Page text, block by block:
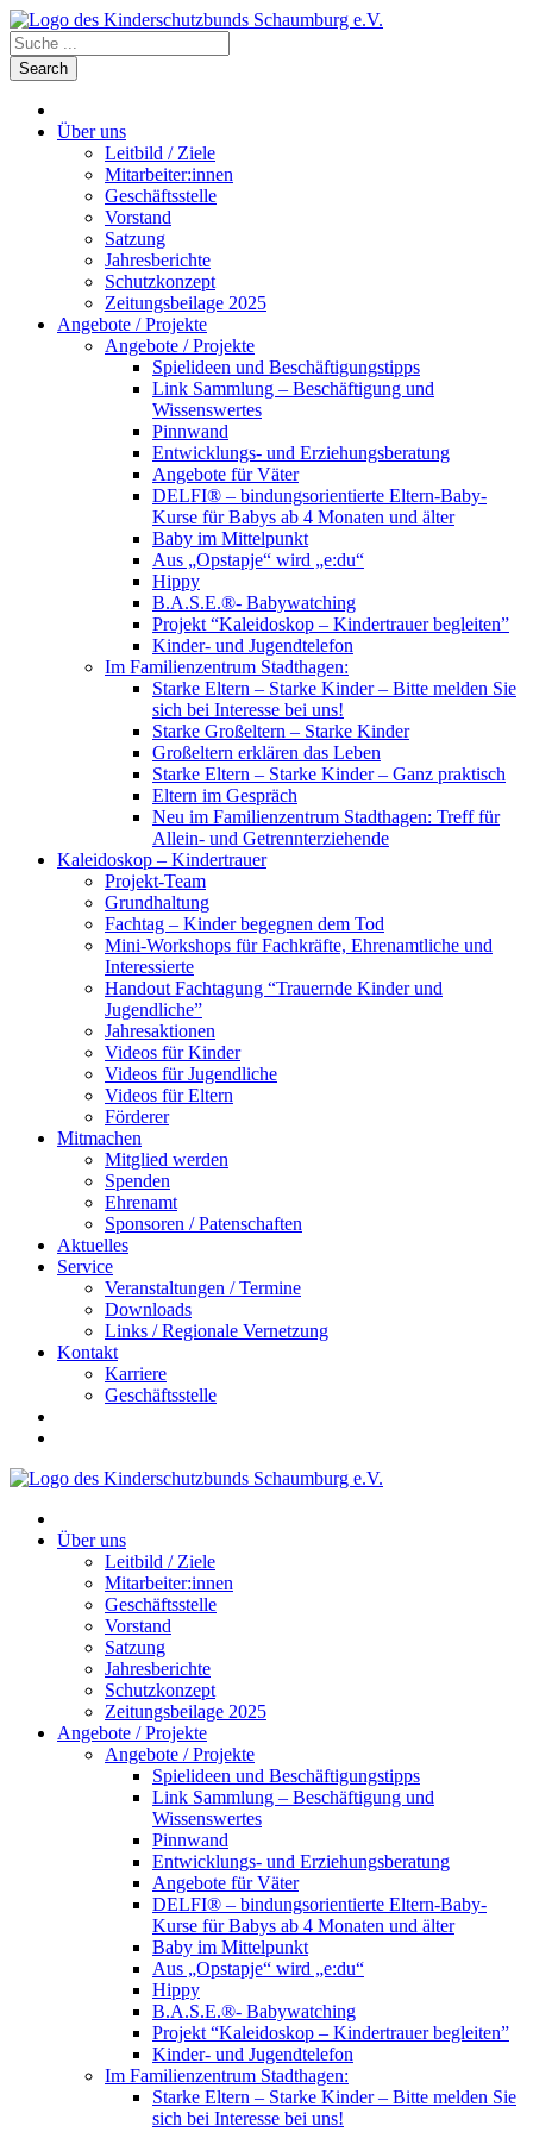
Über uns
Leitbild / Ziele
Mitarbeiter:innen
Geschäftsstelle
Vorstand
Satzung
Jahresberichte
Schutzkonzept
Zeitungsbeilage 2025
Angebote / Projekte
Angebote / Projekte
Spielideen und Beschäftigungstipps
Link Sammlung – Beschäftigung und
Wissenswertes
Pinnwand
Entwicklungs- und Erziehungsberatung
Angebote für Väter
DELFI® – bindungsorientierte Eltern-Baby-
Kurse für Babys ab 4 Monaten und älter
Baby im Mittelpunkt
Aus „Opstapje“ wird „e:du“
Hippy
B.A.S.E.®- Babywatching
Projekt “Kaleidoskop – Kindertrauer begleiten”
Kinder- und Jugendtelefon
Im Familienzentrum Stadthagen:
Starke Eltern – Starke Kinder – Bitte melden Sie
sich bei Interesse bei uns!
Starke Großeltern – Starke Kinder
Großeltern erklären das Leben
Starke Eltern – Starke Kinder – Ganz praktisch
Eltern im Gespräch
Neu im Familienzentrum Stadthagen: Treff für
Allein- und Getrennterziehende
Kaleidoskop – Kindertrauer
Projekt-Team
Grundhaltung
Fachtag – Kinder begegnen dem Tod
Mini-Workshops für Fachkräfte, Ehrenamtliche und
Interessierte
Handout Fachtagung “Trauernde Kinder und
Jugendliche”
Jahresaktionen
Videos für Kinder
Videos für Jugendliche
Videos für Eltern
Förderer
Mitmachen
Mitglied werden
Spenden
Ehrenamt
Sponsoren / Patenschaften
Aktuelles
Service
Veranstaltungen / Termine
Downloads
Links / Regionale Vernetzung
Kontakt
Karriere
Geschäftsstelle
Über uns
Leitbild / Ziele
Mitarbeiter:innen
Geschäftsstelle
Vorstand
Satzung
Jahresberichte
Schutzkonzept
Zeitungsbeilage 2025
Angebote / Projekte
Angebote / Projekte
Spielideen und Beschäftigungstipps
Link Sammlung – Beschäftigung und
Wissenswertes
Pinnwand
Entwicklungs- und Erziehungsberatung
Angebote für Väter
DELFI® – bindungsorientierte Eltern-Baby-
Kurse für Babys ab 4 Monaten und älter
Baby im Mittelpunkt
Aus „Opstapje“ wird „e:du“
Hippy
B.A.S.E.®- Babywatching
Projekt “Kaleidoskop – Kindertrauer begleiten”
Kinder- und Jugendtelefon
Im Familienzentrum Stadthagen:
Starke Eltern – Starke Kinder – Bitte melden Sie
sich bei Interesse bei uns!